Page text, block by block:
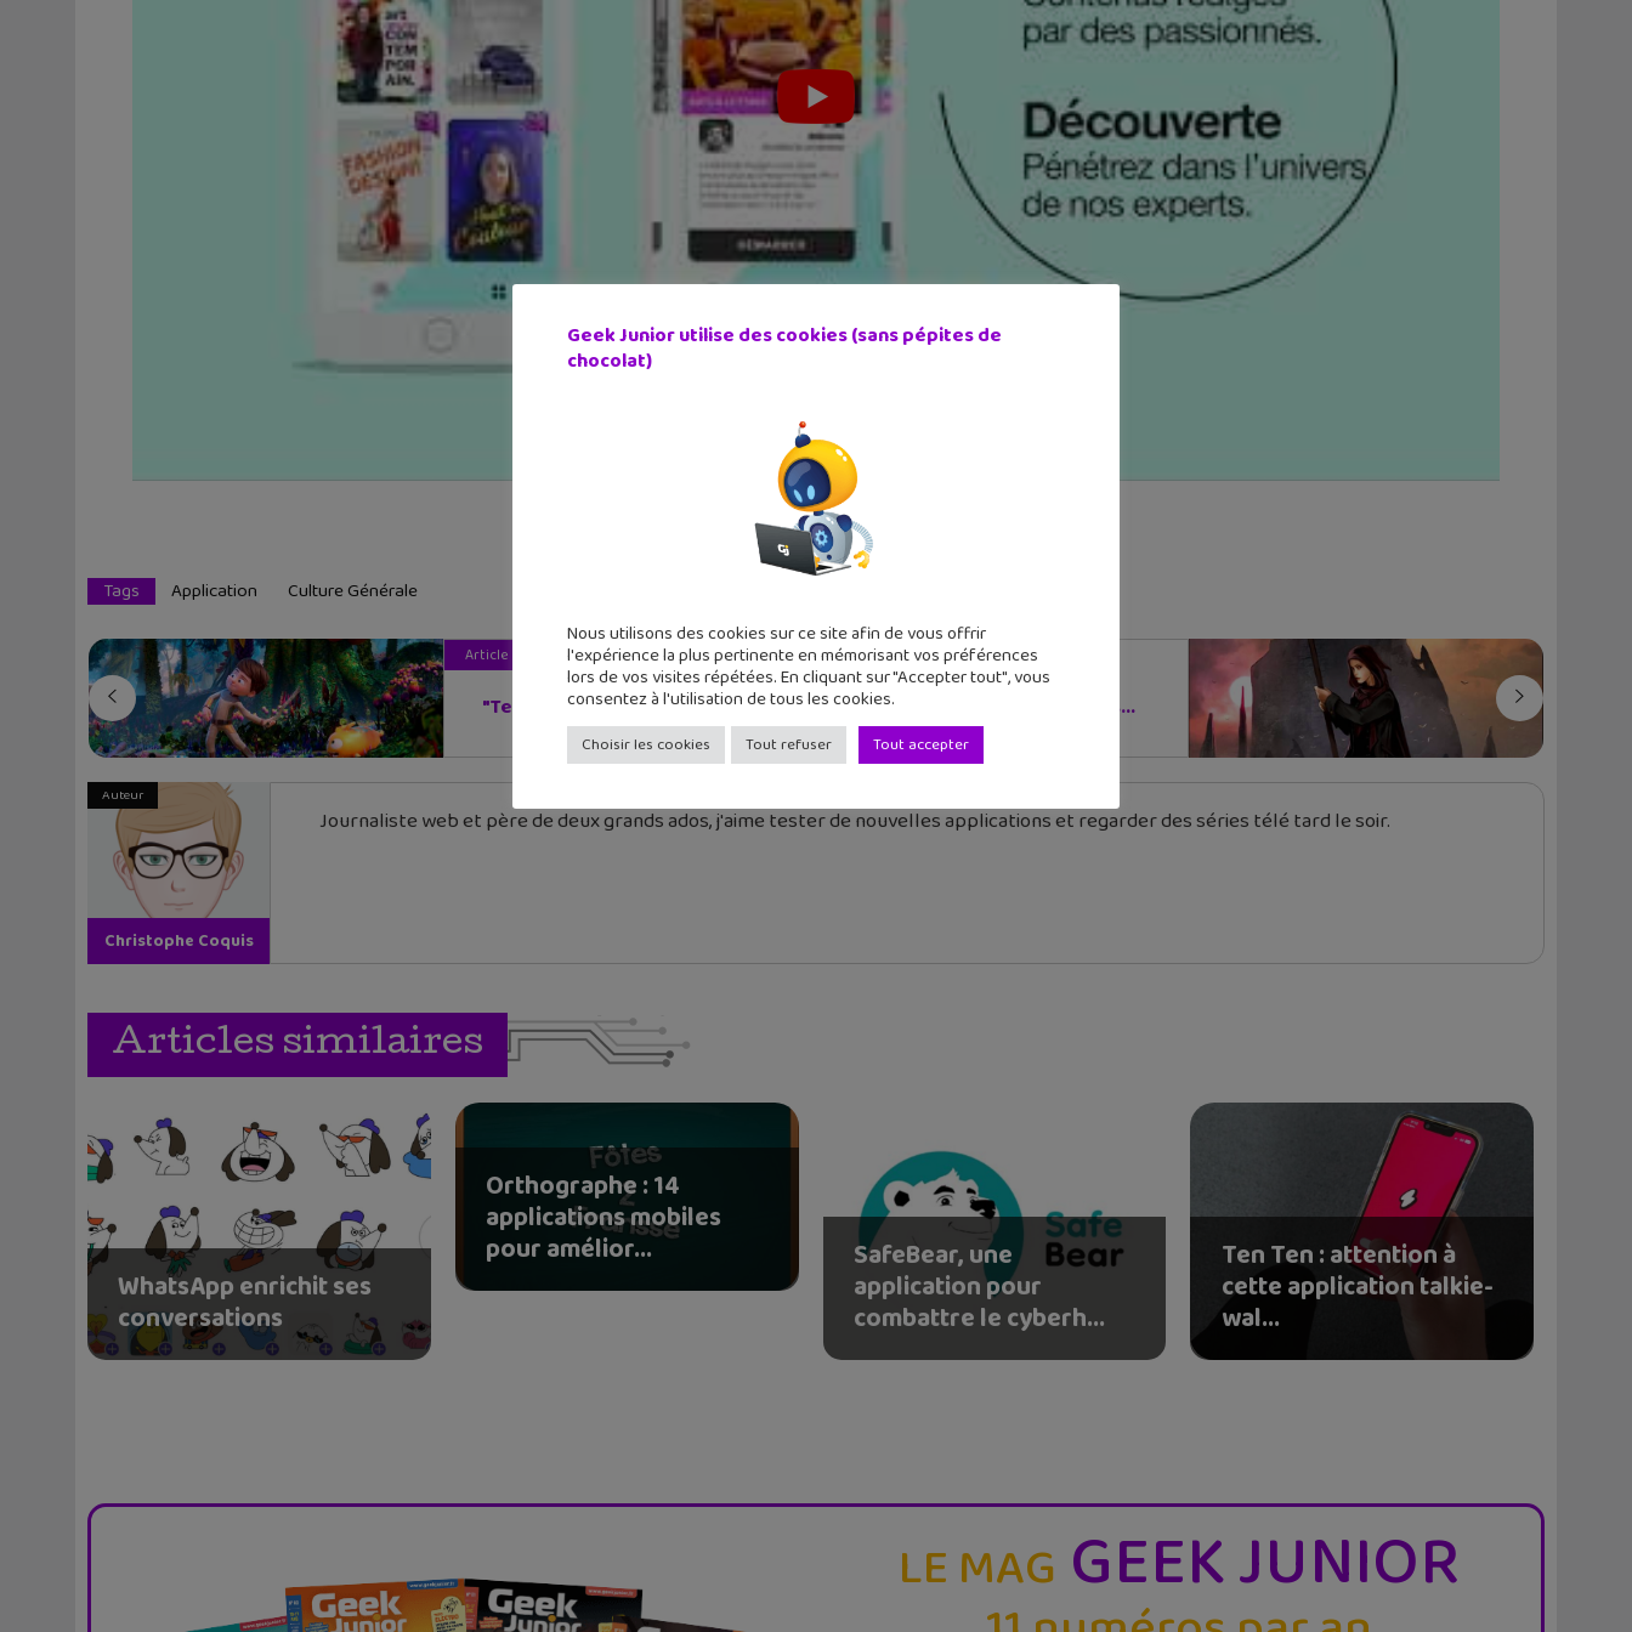
Tags Application Culture Générale
Article précédent
"Terra Willy, Planète inconnu...
Article suivant
Roman fantasy : "Les Secrets...
Auteur
Christophe Coquis
Journaliste web et père de deux grands ados, j'aime tester de nouvelles applications et regarder des séries télé tard le soir.
Articles similaires
WhatsApp enrichit ses
conversations
Orthographe : 14
applications mobiles
pour amélior... SafeBear, une
application pour
combattre le cyberh...
Ten Ten : attention à
cette application talkie-
wal...
LE MAG GEEK JUNIOR
Geek Junior utilise des cookies (sans pépites de
chocolat)
Nous utilisons des cookies sur ce site afin de vous offrir
l'expérience la plus pertinente en mémorisant vos préférences
lors de vos visites répétées. En cliquant sur "Accepter tout", vous
consentez à l'utilisation de tous les cookies.
Choisir les cookies Tout refuser Tout accepter